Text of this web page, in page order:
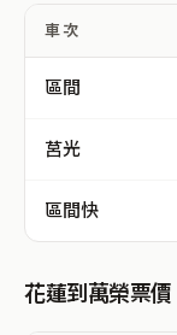
車次
區間
莒光
區間快
花蓮到萬榮票價